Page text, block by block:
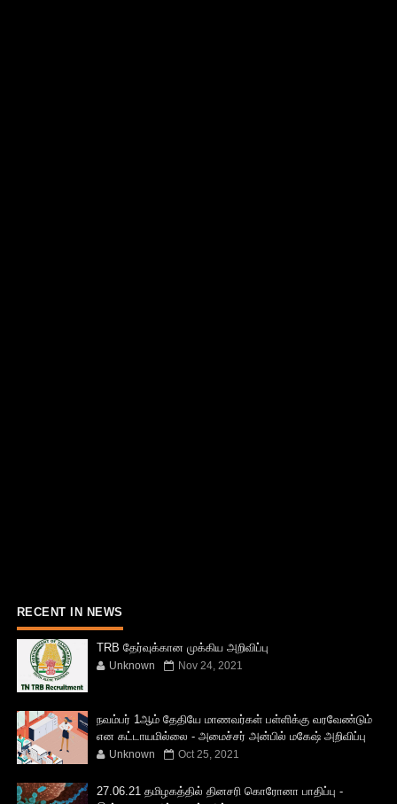
RECENT IN NEWS
TRB தேர்வுக்கான முக்கிய அறிவிப்பு
Unknown Nov 24, 2021
நவம்பர் 1ஆம் தேதியே மாணவர்கள் பள்ளிக்கு வரவேண்டும்
என கட்டாயமில்லை - அமைச்சர் அன்பில் மகேஷ் அறிவிப்பு
Unknown Oct 25, 2021
27.06.21 தமிழகத்தில் தினசரி கொரோனா பாதிப்பு -